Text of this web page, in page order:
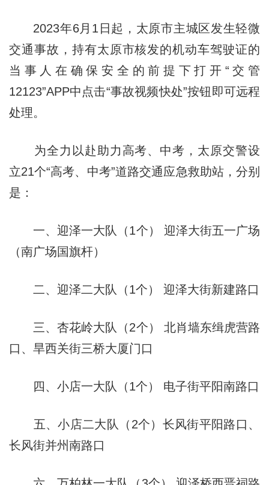
2023年6月1日起，太原市主城区发生轻微
交通事故，持有太原市核发的机动车驾驶证的
当事人在确保安全的前提下打开“交管
12123”APP中点击“事故视频快处”按钮即可远程
处理。
为全力以赴助力高考、中考，太原交警设
立21个“高考、中考”道路交通应急救助站，分别
是：
一、迎泽一大队（1个） 迎泽大街五一广场
（南广场国旗杆）
二、迎泽二大队（1个） 迎泽大街新建路口
三、杏花岭大队（2个） 北肖墙东缉虎营路
口、旱西关街三桥大厦门口
四、小店一大队（1个） 电子街平阳南路口
五、小店二大队（2个）长风街平阳路口、
长风街并州南路口